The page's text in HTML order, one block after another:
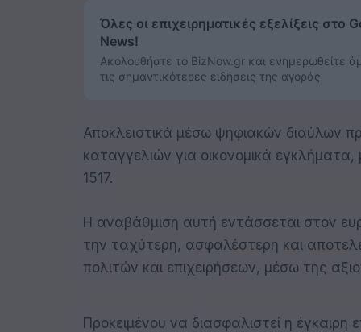
Όλες οι επιχειρηματικές εξελίξεις στο
News!
Ακολουθήστε το BizNow.gr και ενημερωθείτε
τις σημαντικότερες ειδήσεις της αγοράς
Αποκλειστικά μέσω ψηφιακών διαύλων
καταγγελιών για οικονομικά
1517.
Η αναβάθμιση αυτή εντάσσεται στον
την ταχύτερη, ασφαλέστερη και
πολιτών και επιχειρήσεων, μέσω της
Προκειμένου να διασφαλιστεί η έγκαιρη